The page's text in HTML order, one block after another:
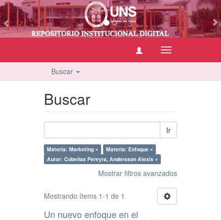
Cambiar
navegación
Buscar
Buscar
Ir
Materia: Marketing ×
Materia: Enfoque ×
Autor: Cobeñas Pereyra, Andersson Alexis ×
Mostrar filtros avanzados
Mostrando ítems 1-1 de 1
Un nuevo enfoque en el